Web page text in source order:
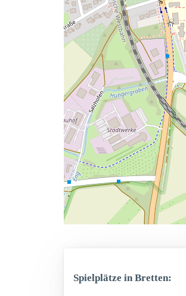
Spielplätze in Bretten: